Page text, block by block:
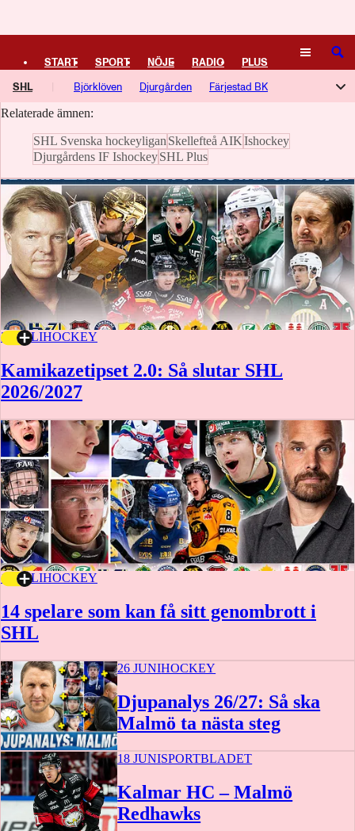
START SPORT NÖJE RADIO PLUS SÖK
SHL Björklöven Djurgården Färjestad BK
Frölunda HC HV 71
Malmö Redhawks Brynäs Rögle BK Skellefteå AIK
Malmö Redhawks
Här samlar vi artiklar, video och poddavsnitt om Malmö Redhawks.
Relaterade ämnen:
SHL Svenska hockeyligan Skellefteå AIKIshockey
Djurgårdens IF IshockeySHL Plus
20 JULIHOCKEY
Kamikazetipset 2.0: Så slutar SHL
2026/2027
16 JULIHOCKEY
14 spelare som kan få sitt genombrott i
SHL
26 JUNIHOCKEY
Djupanalys 26/27: Så ska
Malmö ta nästa steg
18 JUNISPORTBLADET
Kalmar HC – Malmö
Redhawks